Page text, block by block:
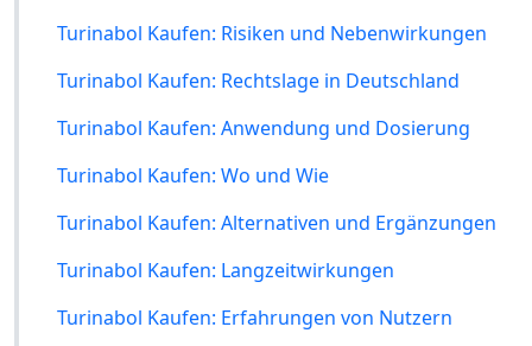
Turinabol Kaufen: Risiken und Nebenwirkungen
Turinabol Kaufen: Rechtslage in Deutschland
Turinabol Kaufen: Anwendung und Dosierung
Turinabol Kaufen: Wo und Wie
Turinabol Kaufen: Alternativen und Ergänzungen
Turinabol Kaufen: Langzeitwirkungen
Turinabol Kaufen: Erfahrungen von Nutzern